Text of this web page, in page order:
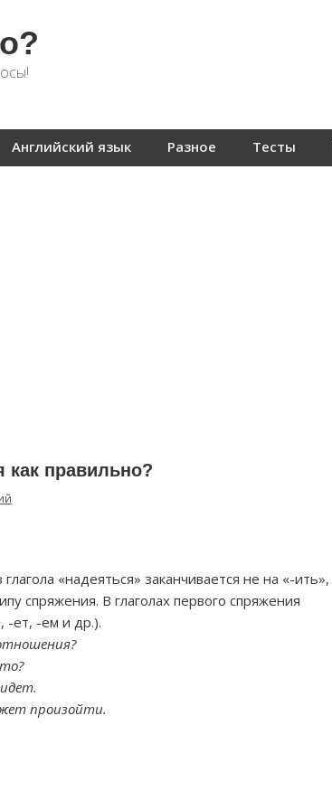
Английский язык Разное Тесты
правильно?
«надеяться» заканчивается не на «-ить»,
спряжения. В глаголах первого спряжения
-ет, -ем и др.).
произойти.